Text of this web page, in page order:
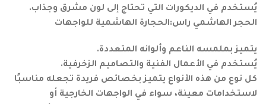
يُستخدم في الديكورات التي تحتاج إلى لون مشرق وجذاب.
الحجر الهاشمي راس:الحجارة الهاشمية للواجهات
يتميز بملمسه الناعم وألوانه المتعددة.
يُستخدم في الأعمال الفنية والتصاميم الزخرفية.
كل نوع من هذه الأنواع يتميز بخصائص فريدة تجعله مناسبًا
لاستخدامات معينة، سواء في الواجهات الخارجية أو